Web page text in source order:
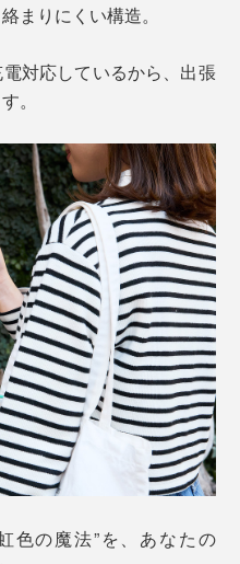
まりにくい構造。
対応しているから、出張
。
色の魔法”を、あなたの